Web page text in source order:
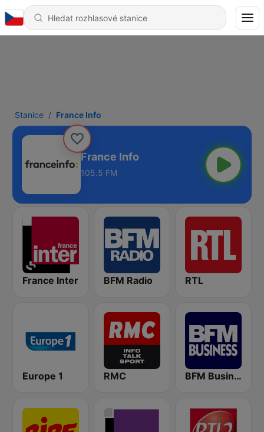
Stanice France Info
France Info
105.5 FM
France Inter BFM Radio RTL
Europe 1 RMC BFM Business 100.8 FM